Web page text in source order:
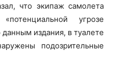
что экипаж самолета
угрозе
издания, в туалете
подозрительные